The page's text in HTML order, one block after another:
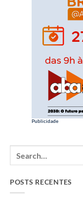
Publicidade
POSTS RECENTES